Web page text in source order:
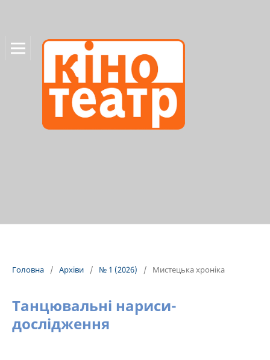
Головна / Архіви / № 1 (2026) / Мистецька хроніка
Танцювальні нариси-
дослідження